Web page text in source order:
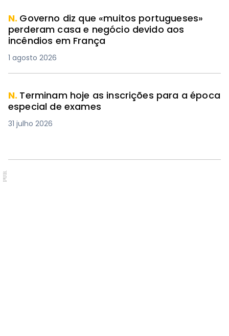
N. Governo diz que «muitos portugueses»
perderam casa e negócio devido aos
incêndios em França
1 agosto 2026
N. Terminam hoje as inscrições para a época
especial de exames
31 julho 2026
PUB.